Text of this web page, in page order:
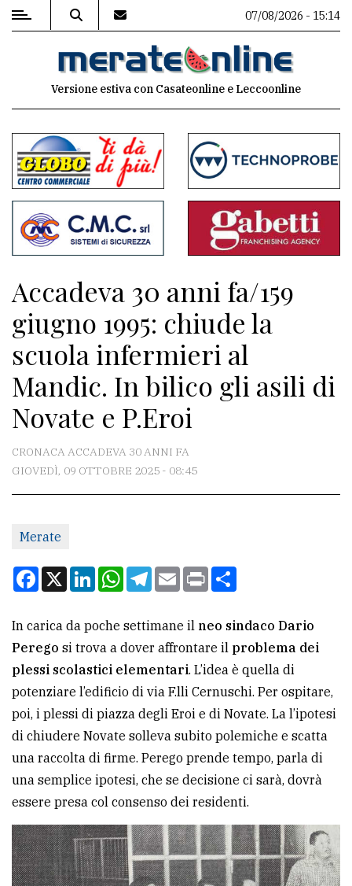
MENU
commenti
Contenuti
del
sito
Associazioni
Meteo
CONTATTI
La
Scrivici
pubblicità
CERCA
Cerca
per
Ricerca
avanzata
LE
ALTRE
TESTATE
07/08/2026 - 15:14
Versione estiva con Casateonline e Leccoonline
Accadeva 30 anni fa/159
giugno 1995: chiude la
scuola infermieri al
Mandic. In bilico gli asili di
Novate e P.Eroi
CRONACA ACCADEVA 30 ANNI FA
GIOVEDÌ, 09 OTTOBRE 2025 - 08:45
Merate
Facebook
X LinkedInWhatsApp
Telegram
EmailPrint
In carica da poche settimane il neo sindaco Dario
Perego si trova a dover affrontare il problema dei
plessi scolastici elementari. L’idea è quella di
potenziare l’edificio di via F.lli Cernuschi. Per ospitare,
poi, i plessi di piazza degli Eroi e di Novate. La l’ipotesi
di chiudere Novate solleva subito polemiche e scatta
una raccolta di firme. Perego prende tempo, parla di
una semplice ipotesi, che se decisione ci sarà, dovrà
essere presa col consenso dei residenti.